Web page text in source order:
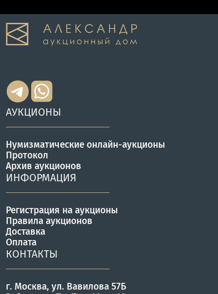
АУКЦИОНЫ
Нумизматические онлайн-аукционы
Протокол
Архив аукционов
ИНФОРМАЦИЯ
Регистрация на аукционы
Правила аукционов
Доставка
Оплата
КОНТАКТЫ
г. Москва, ул. Вавилова 57Б